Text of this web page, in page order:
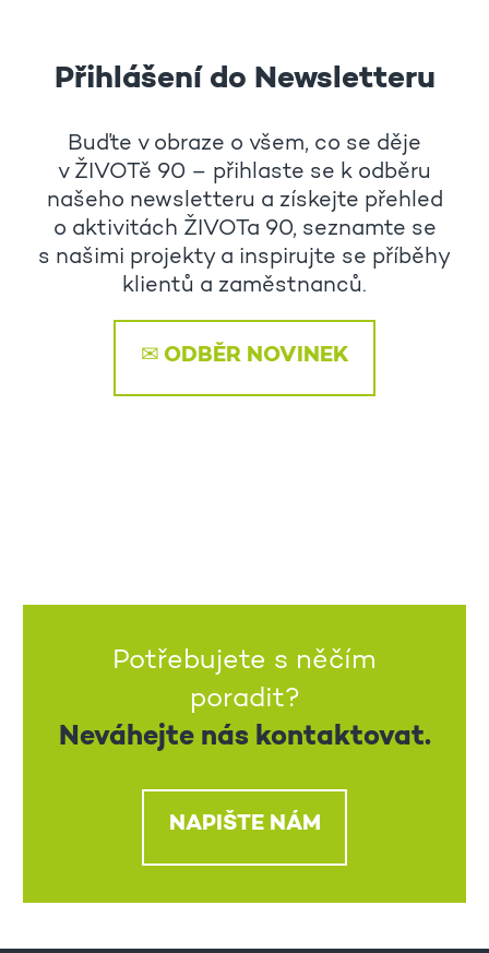
Přihlášení do Newsletteru
Buďte v obraze o všem, co se děje
v ŽIVOTě 90 – přihlaste se k odběru
našeho newsletteru a získejte přehled
o aktivitách ŽIVOTa 90, seznamte se
s našimi projekty a inspirujte se příběhy
klientů a zaměstnanců.
✉ ODBĚR NOVINEK
Potřebujete s něčím
poradit?
Neváhejte nás kontaktovat.
NAPIŠTE NÁM